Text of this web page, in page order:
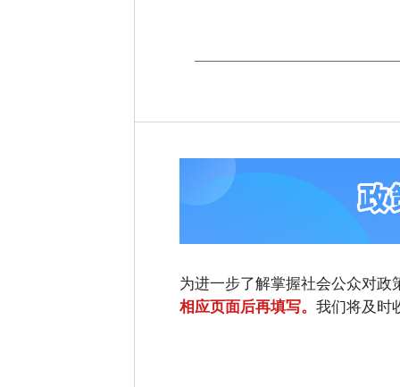
为进一步了解掌握社会公众对
相应页面后再填写。 我们将及时